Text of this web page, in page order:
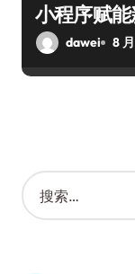
小程序赋
dawei 8
搜
索
：